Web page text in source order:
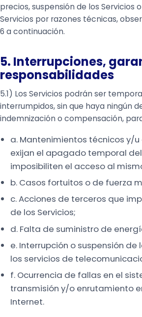
precios, suspensión de los Servicios
Servicios por razones técnicas,
6 a continuación.
5. Interrupciones,
responsabilidades
5.1) Los Servicios podrán ser
interrumpidos, sin que haya ningún
indemnización o compensación,
a. Mantenimientos técnicos y/
exijan el apagado temporal
imposibiliten el acceso al
b. Casos fortuitos o de fuerza
c. Acciones de terceros que
de los Servicios;
d. Falta de suministro de
e. Interrupción o suspensión
los servicios de
f. Ocurrencia de fallas en el
transmisión y/o enrutamiento
Internet.